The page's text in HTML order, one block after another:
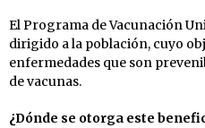
El Programa de Vacunación
dirigido a la población, cuyo
enfermedades que son
de vacunas.
¿Dónde se otorga este